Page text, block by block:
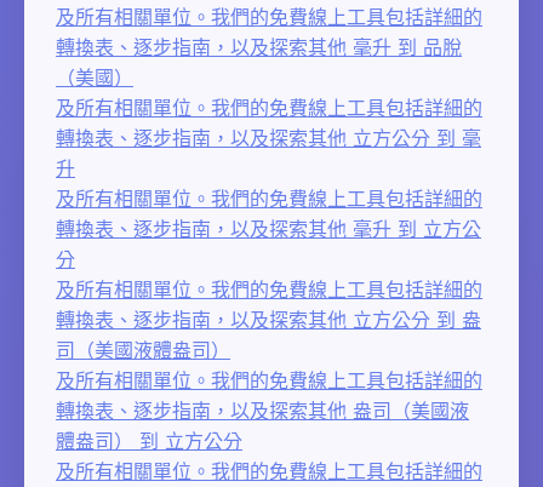
及所有相關單位。我們的免費線上工具包括詳細的
轉換表、逐步指南，以及探索其他 毫升 到 品脫
（美國）
及所有相關單位。我們的免費線上工具包括詳細的
轉換表、逐步指南，以及探索其他 立方公分 到 毫
升
及所有相關單位。我們的免費線上工具包括詳細的
轉換表、逐步指南，以及探索其他 毫升 到 立方公
分
及所有相關單位。我們的免費線上工具包括詳細的
轉換表、逐步指南，以及探索其他 立方公分 到 盎
司（美國液體盎司）
及所有相關單位。我們的免費線上工具包括詳細的
轉換表、逐步指南，以及探索其他 盎司（美國液
體盎司） 到 立方公分
及所有相關單位。我們的免費線上工具包括詳細的